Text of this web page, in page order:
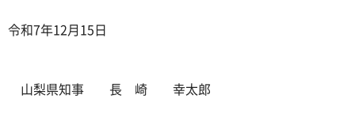
令和7年12月15日
山梨県知事 長 崎 幸太郎